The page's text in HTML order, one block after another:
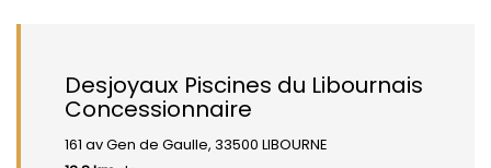
Desjoyaux Piscines du Libournais
Concessionnaire
161 av Gen de Gaulle, 33500 LIBOURNE